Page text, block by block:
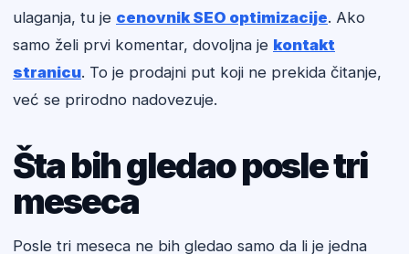
ulaganja, tu je cenovnik SEO optimizacije. Ako
samo želi prvi komentar, dovoljna je kontakt
stranicu. To je prodajni put koji ne prekida čitanje,
već se prirodno nadovezuje.
Šta bih gledao posle tri
meseca
Posle tri meseca ne bih gledao samo da li je jedna